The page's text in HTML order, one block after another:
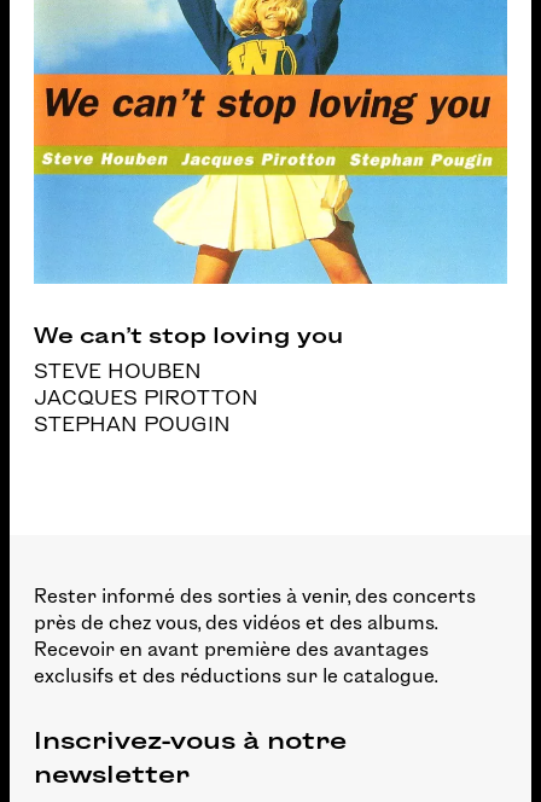
We can’t stop loving you
STEVE HOUBEN
JACQUES PIROTTON
STEPHAN POUGIN
Rester informé des sorties à venir, des concerts
près de chez vous, des vidéos et des albums.
Recevoir en avant première des avantages
exclusifs et des réductions sur le catalogue.
Inscrivez-vous à notre
newsletter